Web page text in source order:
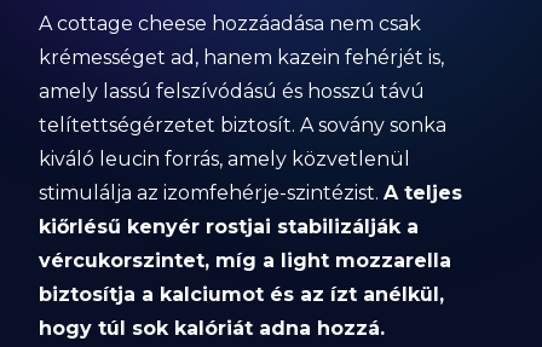
A cottage cheese hozzáadása nem csak
krémességet ad, hanem kazein fehérjét is,
amely lassú felszívódású és hosszú távú
telítettségérzetet biztosít. A sovány sonka
kiváló leucin forrás, amely közvetlenül
stimulálja az izomfehérje-szintézist.A teljes
kiőrlésű kenyér rostjai stabilizálják a
vércukorszintet, míg a light mozzarella
biztosítja a kalciumot és az ízt anélkül,
hogy túl sok kalóriát adna hozzá.